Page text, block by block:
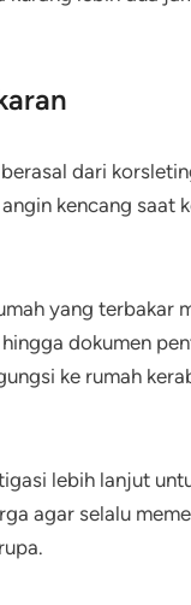
dari
kencang saat
yang terbakar
dokumen
ke rumah
lebih lanjut
agar selalu